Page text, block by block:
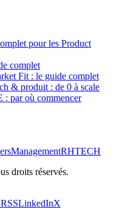
pour les Product
complet
Fit : le guide complet
& produit : de 0 à scale
: par où commencer
ManagementRHTECH
droits réservés.
RSSLinkedInX